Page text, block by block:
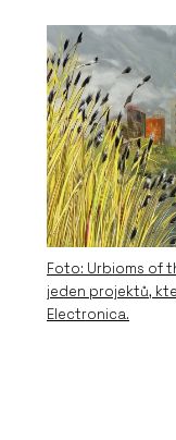
Foto: Urbioms of
jeden projektů,
Electronica.